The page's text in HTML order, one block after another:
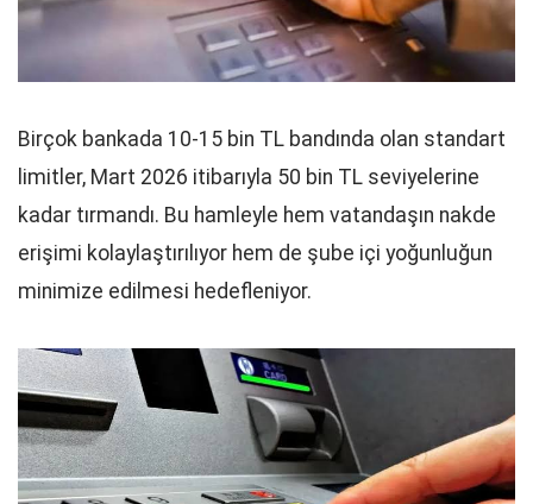
Birçok bankada 10-15 bin TL bandında olan standart
limitler, Mart 2026 itibarıyla 50 bin TL seviyelerine
kadar tırmandı. Bu hamleyle hem vatandaşın nakde
erişimi kolaylaştırılıyor hem de şube içi yoğunluğun
minimize edilmesi hedefleniyor.